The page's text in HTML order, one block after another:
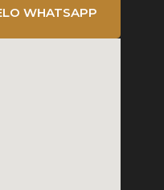
WHATSAPP